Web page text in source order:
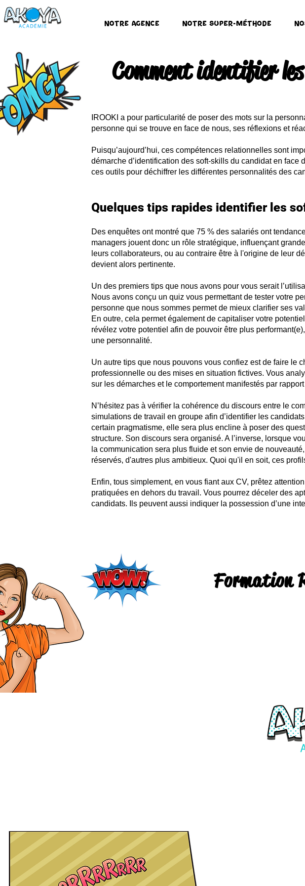
Notre Agence Notre Super-Méthode
Comment identifier
IROOKI a pour particularité de poser des mots sur la
personne qui se trouve en face de nous, ses réflexions et
Puisqu’aujourd’hui, ces compétences relationnelles sont
démarche d’identification des soft-skills du candidat en
ces outils pour déchiffrer les différentes personnalités des
Quelques tips rapides identifier les
Des enquêtes ont montré que 75 % des salariés ont
managers jouent donc un rôle stratégique, influençant
leurs collaborateurs, ou au contraire être à l'origine de leur
devient alors pertinente.
Un des premiers tips que nous avons pour vous serait
Nous avons conçu un quiz vous permettant de tester votre
personne que nous sommes permet de mieux clarifier ses
En outre, cela permet également de capitaliser votre
révélez votre potentiel afin de pouvoir être plus
une personnalité.
Un autre tips que nous pouvons vous confiez est de faire le
professionnelle ou des mises en situation fictives. Vous
sur les démarches et le comportement manifestés par
N’hésitez pas à vérifier la cohérence du discours entre le
simulations de travail en groupe afin d’identifier les
certain pragmatisme, elle sera plus encline à poser des
structure. Son discours sera organisé. A l’inverse, lorsque
la communication sera plus fluide et son envie de
réservés, d'autres plus ambitieux. Quoi qu'il en soit, ces
Enfin, tous simplement, en vous fiant aux CV, prêtez
pratiquées en dehors du travail. Vous pourrez déceler des
candidats. Ils peuvent aussi indiquer la possession d’une
Formation